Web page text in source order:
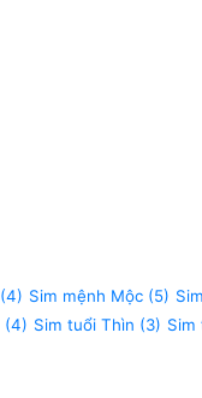
(4) Sim mệnh Mộc (5)
(4) Sim tuổi Thìn (3) Sim